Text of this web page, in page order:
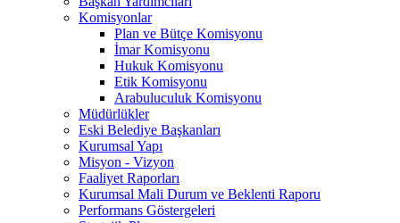
Komisyonlar
Plan ve Bütçe Komisyonu
İmar Komisyonu
Hukuk Komisyonu
Etik Komisyonu
Arabuluculuk Komisyonu
Müdürlükler
Eski Belediye Başkanları
Kurumsal Yapı
Misyon - Vizyon
Faaliyet Raporları
Kurumsal Mali Durum ve Beklenti Raporu
Performans Göstergeleri